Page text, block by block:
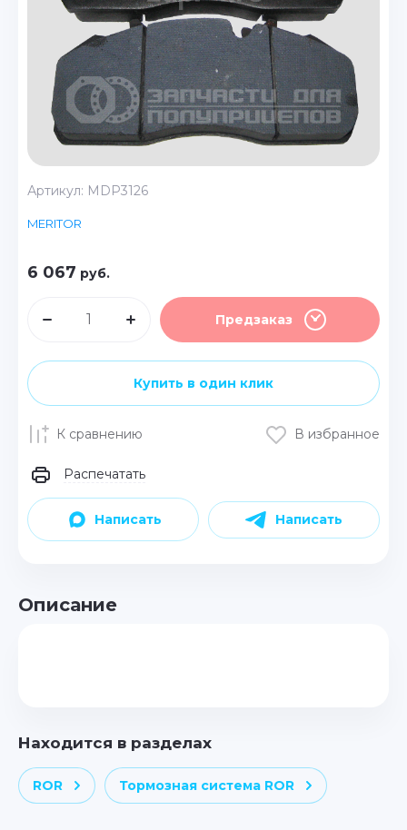
Артикул: MDP3126
MERITOR
6 067 руб.
Предзаказ
Купить в один клик
К сравнению В избранное
Распечатать
Написать Написать
Описание
Находится в разделах
ROR Тормозная система ROR